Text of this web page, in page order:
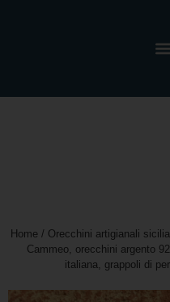
Home / Orecchini artigianali
Cammeo, orecchini argento
italiana, grappoli di